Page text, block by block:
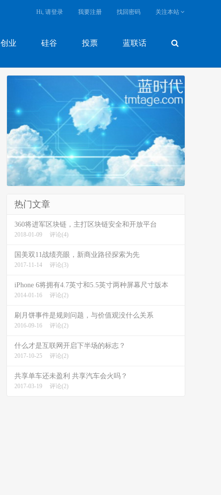
创业 硅谷 投票 蓝联话
Hi, 请登录 我要注册 找回密码 关注本站
热门文章
360将进军区块链，主打区块链安全和开放平台
2018-01-09 评论(4)
国美双11战绩亮眼，新商业路径探索为先
2017-11-14 评论(3)
iPhone 6将拥有4.7英寸和5.5英寸两种屏幕尺寸版本
2014-01-16 评论(2)
刷月饼事件是规则问题，与价值观没什么关系
2016-09-16 评论(2)
什么才是互联网开启下半场的标志？
2017-10-25 评论(2)
共享单车还未盈利 共享汽车会火吗？
2017-03-19 评论(2)